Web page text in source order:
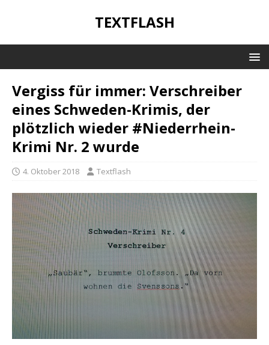
TEXTFLASH
Vergiss für immer: Verschreiber
eines Schweden-Krimis, der
plötzlich wieder #Niederrhein-
Krimi Nr. 2 wurde
4. Oktober 2018 Textflash